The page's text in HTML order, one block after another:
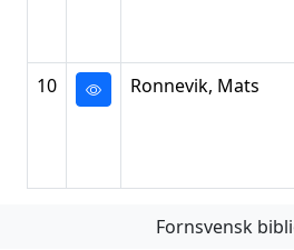
10
Ronnevik, Mats
Föregående
Fornsvensk